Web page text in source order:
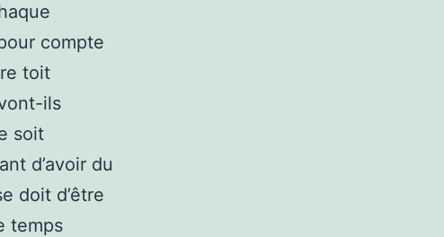
compte
toit
ils
soit
d’avoir du
doit d’être
temps